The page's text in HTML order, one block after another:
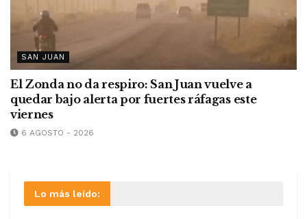
SAN JUAN
El Zonda no da respiro: San Juan vuelve a
quedar bajo alerta por fuertes ráfagas este
viernes
6 AGOSTO - 2026
Lo más leído: